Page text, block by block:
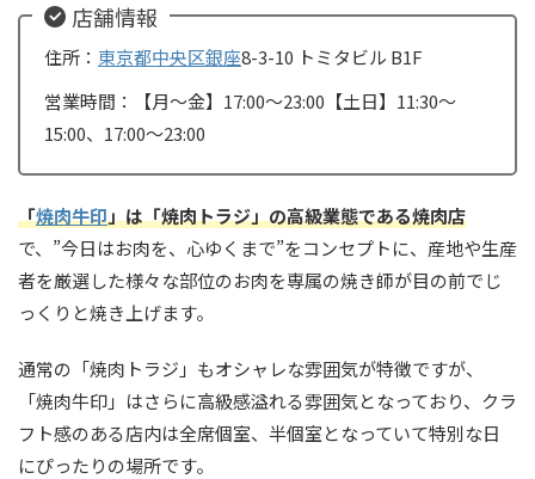
店舗情報
住所： 東京都中央区銀座8-3-10 トミタビル B1F
営業時間：【月〜金】17:00〜23:00【土日】11:30〜
15:00、17:00〜23:00
「焼肉牛印」は「焼肉トラジ」の高級業態である焼肉店
で、”今日はお肉を、心ゆくまで”をコンセプトに、産地や生産
者を厳選した様々な部位のお肉を専属の焼き師が目の前でじ
っくりと焼き上げます。
通常の「焼肉トラジ」もオシャレな雰囲気が特徴ですが、
「焼肉牛印」はさらに高級感溢れる雰囲気となっており、クラ
フト感のある店内は全席個室、半個室となっていて特別な日
にぴったりの場所です。